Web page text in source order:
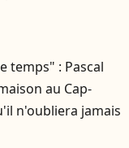
temps" : Pascal
au Cap-
n'oubliera jamais